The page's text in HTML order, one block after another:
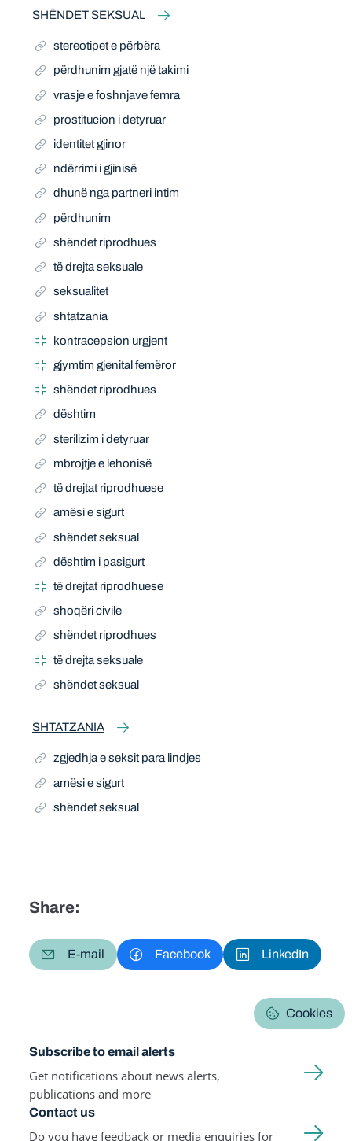
SHËNDET SEKSUAL
stereotipet e përbëra
përdhunim gjatë një takimi
vrasje e foshnjave femra
prostitucion i detyruar
identitet gjinor
ndërrimi i gjinisë
dhunë nga partneri intim
përdhunim
shëndet riprodhues
të drejta seksuale
seksualitet
shtatzania
kontracepsion urgjent
gjymtim gjenital femëror
shëndet riprodhues
dështim
sterilizim i detyruar
mbrojtje e lehonisë
të drejtat riprodhuese
amësi e sigurt
shëndet seksual
dështim i pasigurt
të drejtat riprodhuese
shoqëri civile
shëndet riprodhues
të drejta seksuale
shëndet seksual
SHTATZANIA
zgjedhja e seksit para lindjes
amësi e sigurt
shëndet seksual
Share:
E-mail Facebook LinkedIn
Cookies
Subscribe to email alerts
Get notifications about news alerts,
publications and more
Contact us
Do you have feedback or media enquiries for